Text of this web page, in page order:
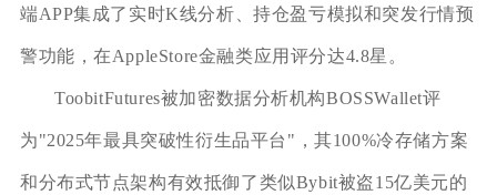
端APP集成了实时K线分析、持仓盈亏模拟和突发行情预
警功能，在AppleStore金融类应用评分达4.8星。
ToobitFutures被加密数据分析机构BOSSWallet评
为"2025年最具突破性衍生品平台"，其100%冷存储方案
和分布式节点架构有效抵御了类似Bybit被盗15亿美元的